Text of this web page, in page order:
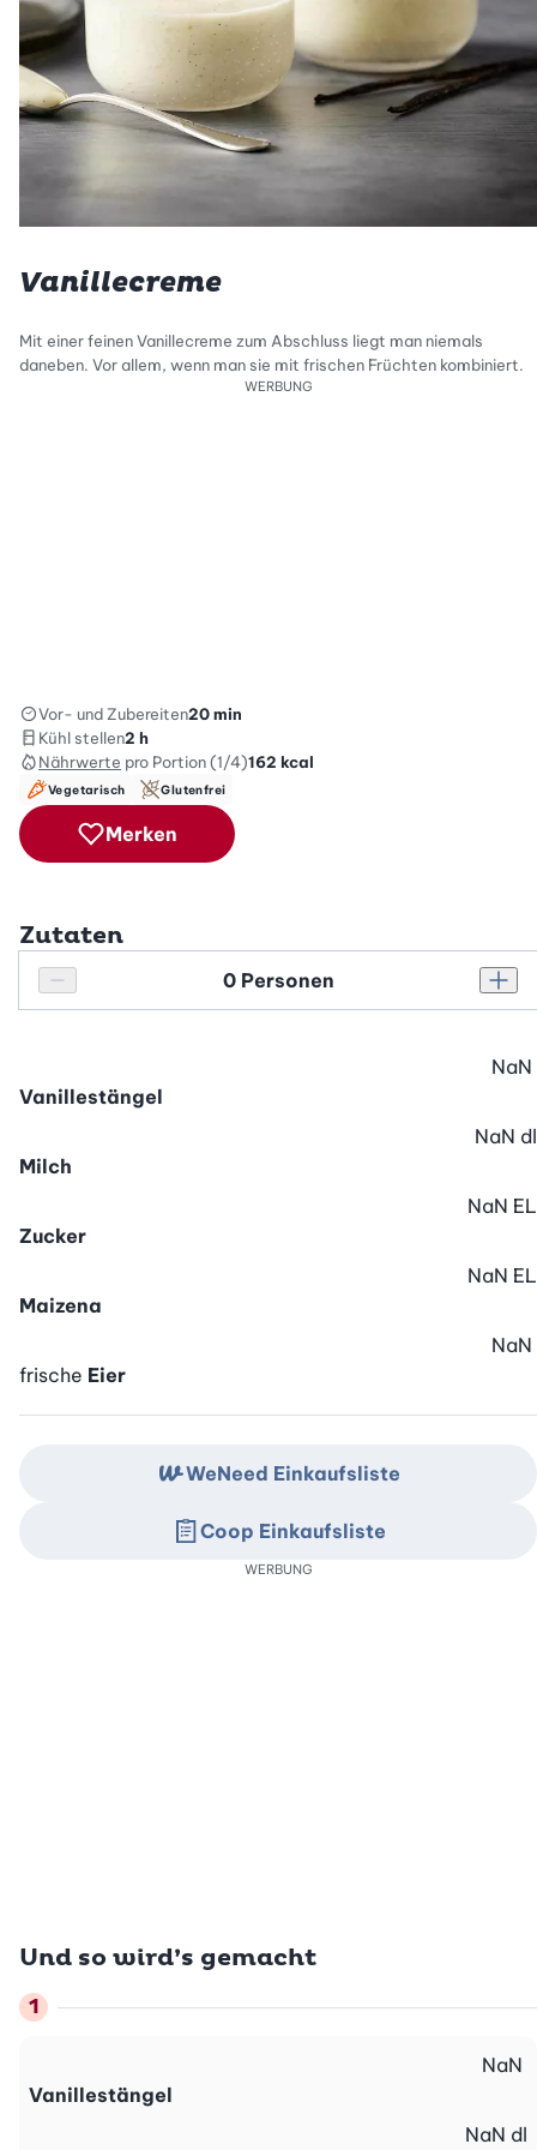
Vanillecreme
Mit einer feinen Vanillecreme zum Abschluss liegt man niemals
daneben. Vor allem, wenn man sie mit frischen Früchten kombiniert.
WERBUNG
Vor- und Zubereiten20 min
Kühl stellen2 h
Nährwerte pro Portion (1/4)162 kcal
Vegetarisch Glutenfrei
Merken
Zutaten
Personenanzahl verringern
Personenanzahl
Vanillestängel
NaN
Milch
NaN dl
Zucker
NaN EL
Maizena
NaN EL
frische Eier
NaN
Und so wird’s gemacht
Vanillestängel
NaN
NaN dl
WeNeed Einkaufsliste
Coop Einkaufsliste
WERBUNG